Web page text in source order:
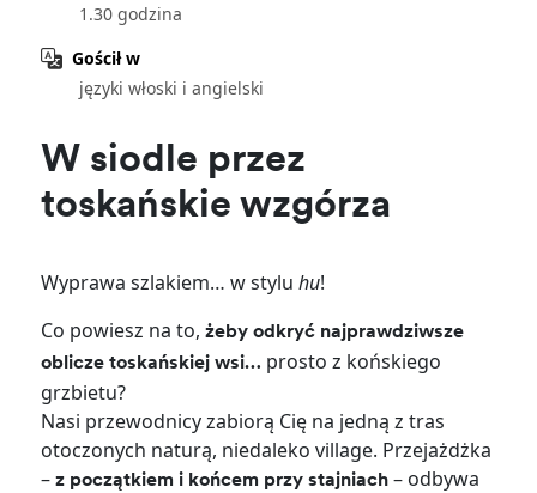
1.30 godzina
Gościł w
języki włoski i angielski
W siodle przez
toskańskie wzgórza
Wyprawa szlakiem… w styluhu!
Co powiesz na to,żeby odkryć najprawdziwsze
oblicze toskańskiej wsi… prosto z końskiego
grzbietu?
Nasi przewodnicy zabiorą Cię na jedną z tras
otoczonych naturą, niedaleko village. Przejażdżka
–z początkiem i końcem przy stajniach – odbywa